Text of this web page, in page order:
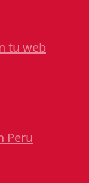
tu web
Peru